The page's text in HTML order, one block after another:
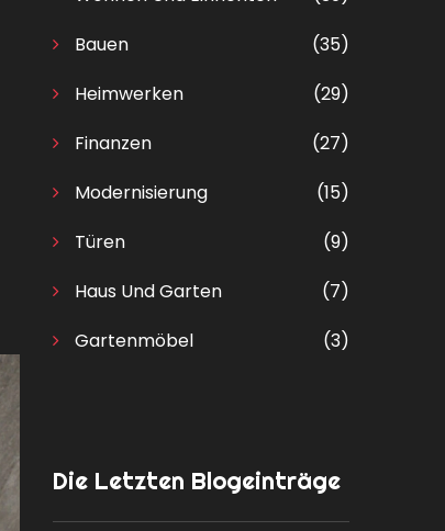
Bauen
(35)
Heimwerken
(29)
Finanzen
(27)
Modernisierung
(15)
Türen
(9)
Haus Und Garten
(7)
Gartenmöbel
(3)
Die Letzten Blogeinträge